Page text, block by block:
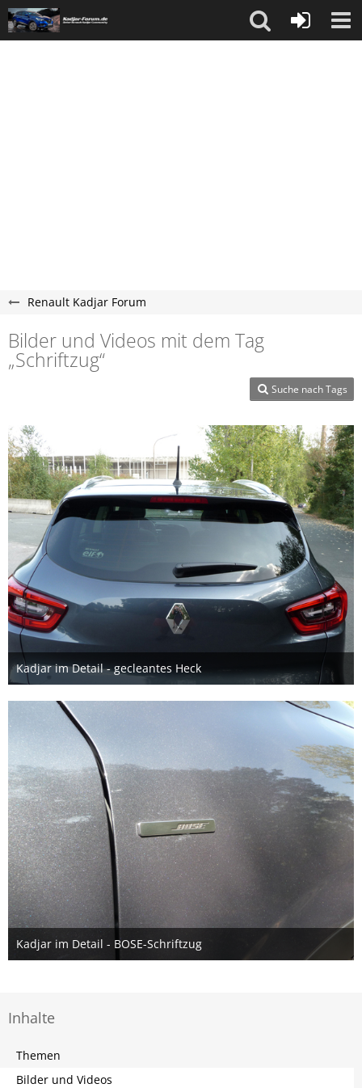
Renault Kadjar Forum
Bilder und Videos mit dem Tag
„Schriftzug“
Suche nach Tags
Kadjar im Detail - gecleantes Heck
10. November 2016
Kadjar im Detail - BOSE-Schriftzug
10. November 2016
Inhalte
Themen
Bilder und Videos